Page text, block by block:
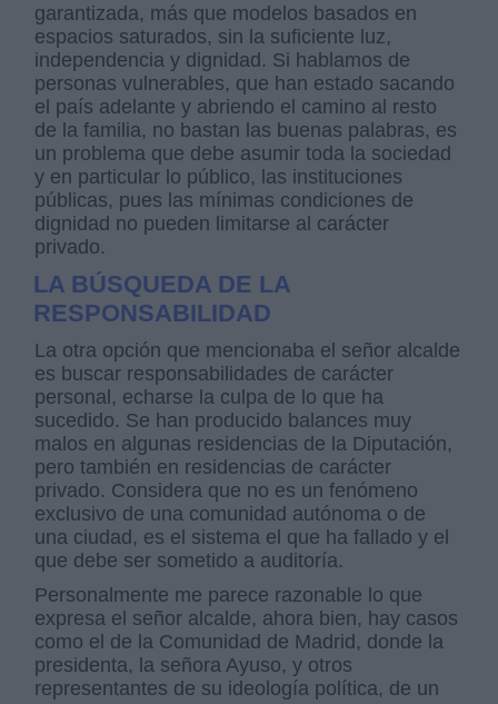
garantizada, más que modelos basados en
espacios saturados, sin la suficiente luz,
independencia y dignidad. Si hablamos de
personas vulnerables, que han estado sacando
el país adelante y abriendo el camino al resto
de la familia, no bastan las buenas palabras, es
un problema que debe asumir toda la sociedad
y en particular lo público, las instituciones
públicas, pues las mínimas condiciones de
dignidad no pueden limitarse al carácter
privado.
LA BÚSQUEDA DE LA
RESPONSABILIDAD
La otra opción que mencionaba el señor alcalde
es buscar responsabilidades de carácter
personal, echarse la culpa de lo que ha
sucedido. Se han producido balances muy
malos en algunas residencias de la Diputación,
pero también en residencias de carácter
privado. Considera que no es un fenómeno
exclusivo de una comunidad autónoma o de
una ciudad, es el sistema el que ha fallado y el
que debe ser sometido a auditoría.
Personalmente me parece razonable lo que
expresa el señor alcalde, ahora bien, hay casos
como el de la Comunidad de Madrid, donde la
presidenta, la señora Ayuso, y otros
representantes de su ideología política, de un